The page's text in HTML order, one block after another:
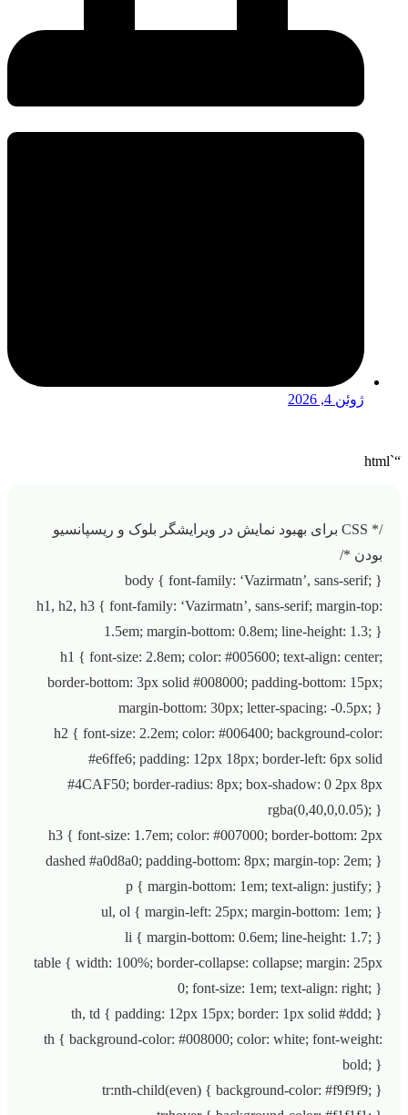
ژوئن 4, 2026
“`html
/* CSS برای بهبود نمایش در ویرایشگر بلوک و ریسپانسیو
بودن */
body { font-family: ‘Vazirmatn’, sans-serif; }
h1, h2, h3 { font-family: ‘Vazirmatn’, sans-serif; margin-top:
1.5em; margin-bottom: 0.8em; line-height: 1.3; }
h1 { font-size: 2.8em; color: #005600; text-align: center;
border-bottom: 3px solid #008000; padding-bottom: 15px;
margin-bottom: 30px; letter-spacing: -0.5px; }
h2 { font-size: 2.2em; color: #006400; background-color:
#e6ffe6; padding: 12px 18px; border-left: 6px solid
#4CAF50; border-radius: 8px; box-shadow: 0 2px 8px
rgba(0,40,0,0.05); }
h3 { font-size: 1.7em; color: #007000; border-bottom: 2px
dashed #a0d8a0; padding-bottom: 8px; margin-top: 2em; }
p { margin-bottom: 1em; text-align: justify; }
ul, ol { margin-left: 25px; margin-bottom: 1em; }
li { margin-bottom: 0.6em; line-height: 1.7; }
table { width: 100%; border-collapse: collapse; margin: 25px
0; font-size: 1em; text-align: right; }
th, td { padding: 12px 15px; border: 1px solid #ddd; }
th { background-color: #008000; color: white; font-weight:
bold; }
tr:nth-child(even) { background-color: #f9f9f9; }